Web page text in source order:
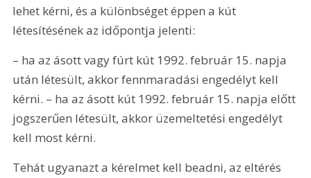
lehet kérni, és a különbséget éppen a kút
létesítésének az időpontja jelenti:
– ha az ásott vagy fúrt kút 1992. február 15. napja
után létesült, akkor fennmaradási engedélyt kell
kérni. – ha az ásott kút 1992. február 15. napja előtt
jogszerűen létesült, akkor üzemeltetési engedélyt
kell most kérni.
Tehát ugyanazt a kérelmet kell beadni, az eltérés